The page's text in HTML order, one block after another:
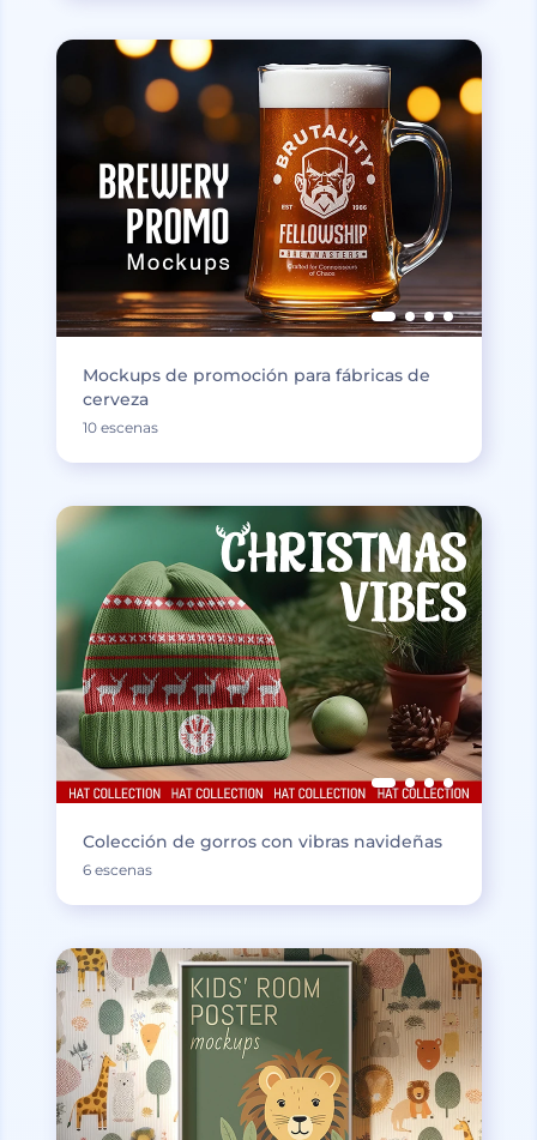
Mockups de promoción para fábricas de
cerveza
10 escenas
Colección de gorros con vibras navideñas
6 escenas